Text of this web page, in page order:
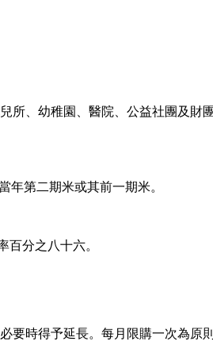
、幼稚園、醫院、公益社團及財
年第二期米或其前一期米。
分之八十六。
要時得予延長。每月限購一次為原